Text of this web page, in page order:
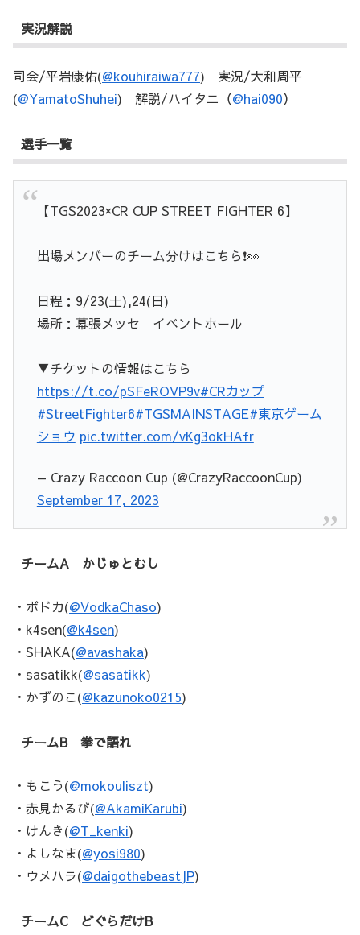
実況解説
司会/平岩康佑(@kouhiraiwa777) 実況/大和周平
(@YamatoShuhei) 解説/ハイタニ（@hai090）
選手一覧
【TGS2023×CR CUP STREET FIGHTER 6】
出場メンバーのチーム分けはこちら❗️👀
日程：9/23(土),24(日)
場所：幕張メッセ イベントホール
▼チケットの情報はこちら
https://t.co/pSFeROVP9v#CRカップ
#StreetFighter6#TGSMAINSTAGE#東京ゲーム
ショウ pic.twitter.com/vKg3okHAfr
— Crazy Raccoon Cup (@CrazyRaccoonCup)
September 17, 2023
チームA かじゅとむし
・ボドカ(@VodkaChaso)
・k4sen(@k4sen)
・SHAKA(@avashaka)
・sasatikk(@sasatikk)
・かずのこ(@kazunoko0215)
チームB 拳で語れ
・もこう(@mokouliszt)
・赤見かるび(@AkamiKarubi)
・けんき(@T_kenki)
・よしなま(@yosi980)
・ウメハラ(@daigothebeastJP)
チームC どぐらだけB